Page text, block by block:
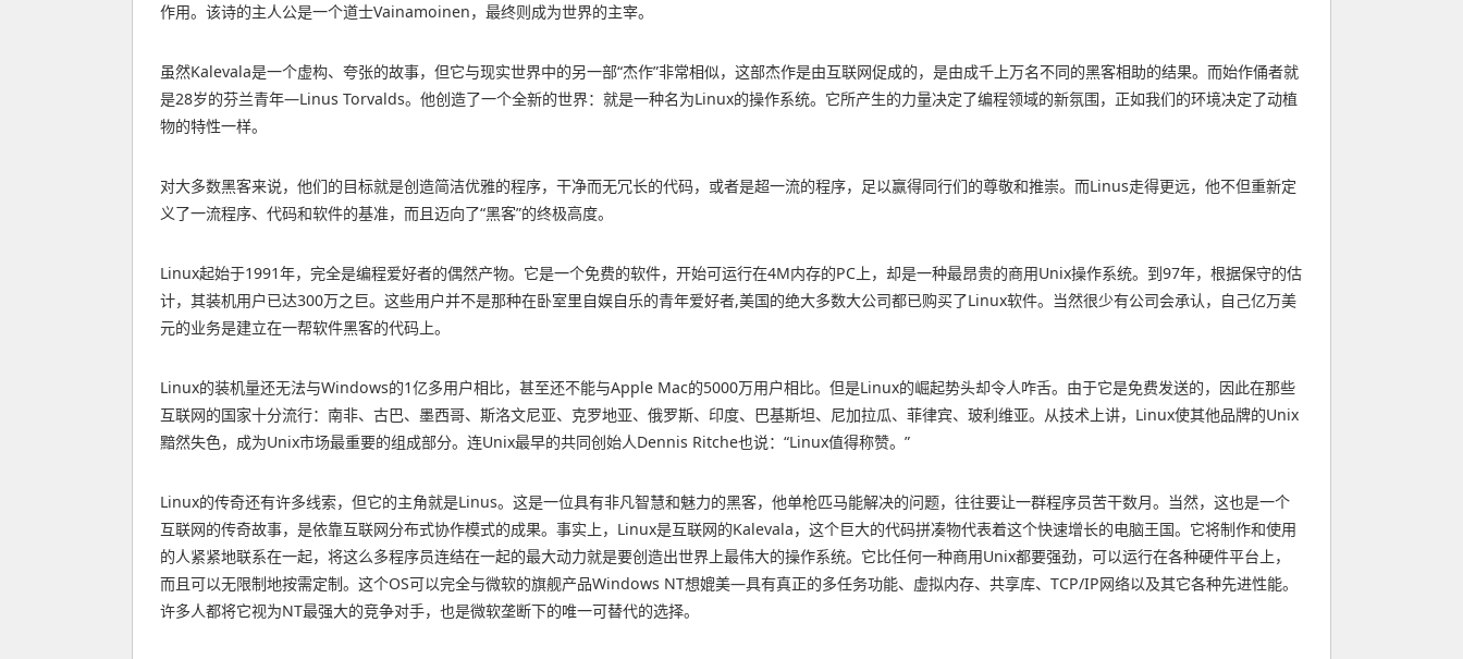
作用。该诗的主人公是一个道士Vainamoinen，最终则成为世界的主宰。
虽然Kalevala是一个虚构、夸张的故事，但它与现实世界中的另一部“杰作”非常相似，这部杰作是由互联网促成的，是由成千上万名不同的黑客相助的结果。而始作俑者就
是28岁的芬兰青年—Linus Torvalds。他创造了一个全新的世界：就是一种名为Linux的操作系统。它所产生的力量决定了编程领域的新氛围，正如我们的环境决定了动植
物的特性一样。
对大多数黑客来说，他们的目标就是创造简洁优雅的程序，干净而无冗长的代码，或者是超一流的程序，足以赢得同行们的尊敬和推崇。而Linus走得更远，他不但重新定
义了一流程序、代码和软件的基准，而且迈向了“黑客”的终极高度。
Linux起始于1991年，完全是编程爱好者的偶然产物。它是一个免费的软件，开始可运行在4M内存的PC上，却是一种最昂贵的商用Unix操作系统。到97年，根据保守的估
计，其装机用户已达300万之巨。这些用户并不是那种在卧室里自娱自乐的青年爱好者,美国的绝大多数大公司都已购买了Linux软件。当然很少有公司会承认，自己亿万美
元的业务是建立在一帮软件黑客的代码上。
Linux的装机量还无法与Windows的1亿多用户相比，甚至还不能与Apple Mac的5000万用户相比。但是Linux的崛起势头却令人咋舌。由于它是免费发送的，因此在那些
互联网的国家十分流行：南非、古巴、墨西哥、斯洛文尼亚、克罗地亚、俄罗斯、印度、巴基斯坦、尼加拉瓜、菲律宾、玻利维亚。从技术上讲，Linux使其他品牌的Unix
黯然失色，成为Unix市场最重要的组成部分。连Unix最早的共同创始人Dennis Ritche也说：“Linux值得称赞。”
Linux的传奇还有许多线索，但它的主角就是Linus。这是一位具有非凡智慧和魅力的黑客，他单枪匹马能解决的问题，往往要让一群程序员苦干数月。当然，这也是一个
互联网的传奇故事，是依靠互联网分布式协作模式的成果。事实上，Linux是互联网的Kalevala，这个巨大的代码拼凑物代表着这个快速增长的电脑王国。它将制作和使用
的人紧紧地联系在一起，将这么多程序员连结在一起的最大动力就是要创造出世界上最伟大的操作系统。它比任何一种商用Unix都要强劲，可以运行在各种硬件平台上，
而且可以无限制地按需定制。这个OS可以完全与微软的旗舰产品Windows NT想媲美—具有真正的多任务功能、虚拟内存、共享库、TCP/IP网络以及其它各种先进性能。
许多人都将它视为NT最强大的竞争对手，也是微软垄断下的唯一可替代的选择。